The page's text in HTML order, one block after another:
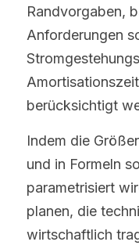
Randvorgaben,
Anforderungen
berücksichtigt
Indem die
und in Formeln
parametrisiert
planen, die
wirtschaftlich